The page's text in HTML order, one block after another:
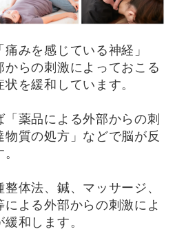
みを感じている神経」
からの刺激によっておこる
を緩和しています。
「薬品による外部からの刺
質の処方」などで脳が反
体法、鍼、マッサージ、
よる外部からの刺激によ
和します。